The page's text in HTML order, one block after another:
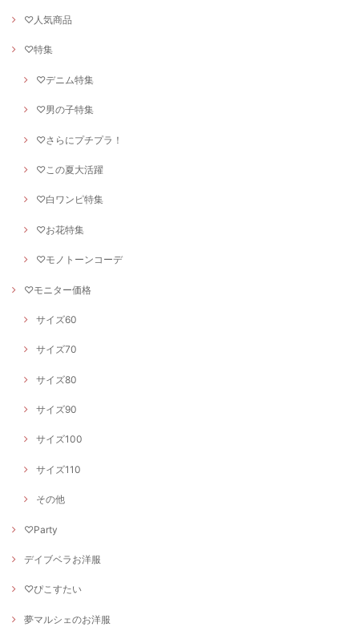
♡人気商品
♡特集
♡デニム特集
♡男の子特集
♡さらにプチプラ！
♡この夏大活躍
♡白ワンピ特集
♡お花特集
♡モノトーンコーデ
♡モニター価格
サイズ60
サイズ70
サイズ80
サイズ90
サイズ100
サイズ110
その他
♡Party
デイブベラお洋服
♡ぴこすたい
夢マルシェのお洋服